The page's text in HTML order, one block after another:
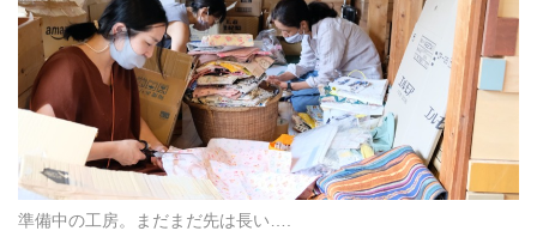
準備中の工房。まだまだ先は長い….